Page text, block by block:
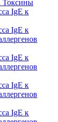
Токсины
IgE к
IgE к
IgE к
IgE к
IgE к